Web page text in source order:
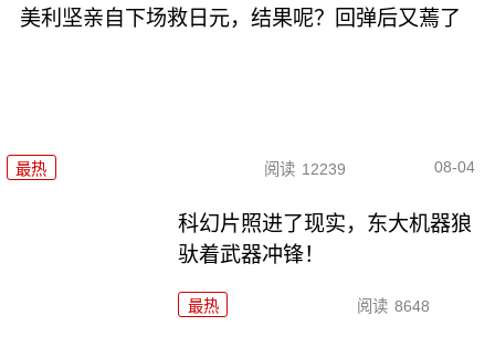
美利坚亲自下场救日元，结果呢？回弹后又蔫了
最热 阅读 12239 08-04
科幻片照进了现实，东大机器狼
驮着武器冲锋！
最热 阅读 8648